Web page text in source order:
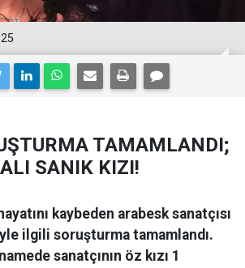
TAMAMLANDI;
SANIK KIZI!
kaybeden arabesk sanatçısı
ilgili soruşturma tamamlandı.
sanatçının öz kızı 1